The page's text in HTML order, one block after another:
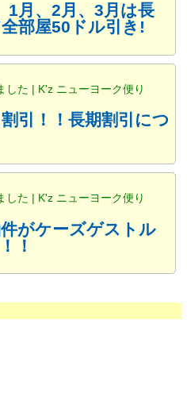
月、2月、3月は長
部屋50ドル引き!
した | K'z ニューヨーク便り
引！！長期割引につ
した | K'z ニューヨーク便り
がケーズゲストル
！